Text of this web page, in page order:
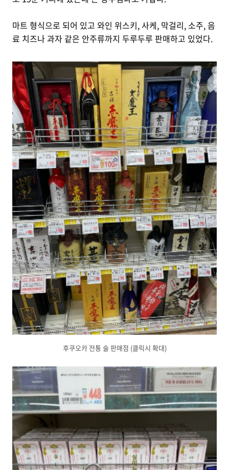
마트 형식으로 되어 있고 와인 위스키, 사케, 막걸리, 소주, 음
료 치즈나 과자 같은 안주류까지 두루두루 판매하고 있었다.
후쿠오카 전통 술 판매점 (클릭시 확대)